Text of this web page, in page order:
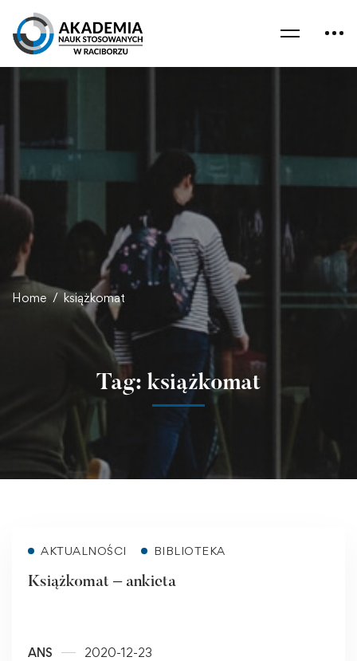
Home książkomat
Tag: książkomat
AKTUALNOŚCI BIBLIOTEKA
Książkomat – ankieta
ANS 2020-12-23